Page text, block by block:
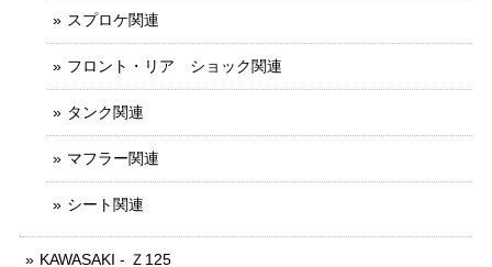
スプロケ関連
フロント・リア ショック関連
タンク関連
マフラー関連
シート関連
KAWASAKI - Ｚ125